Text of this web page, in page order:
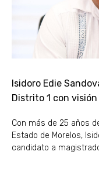
Isidoro Edie
Distrito 1 con
Con más de 25 años
Estado de Morelos,
candidato a